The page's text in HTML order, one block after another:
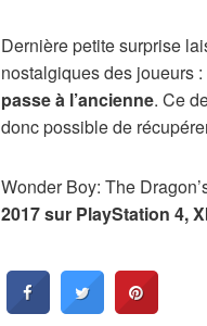
Dernière petite surprise
nostalgiques des joueurs
passe à l’ancienne. Ce
donc possible de
Wonder Boy: The
2017 sur PlayStation 4,